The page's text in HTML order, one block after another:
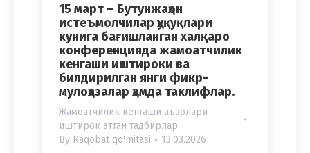
15 март – Бутунжаҳон
истеъмолчилар ҳуқуқлари
кунига бағишланган халқаро
конференцияда жамоатчилик
кенгаши иштироки ва
билдирилган янги фикр-
мулоҳазалар ҳамда таклифлар.
Жамоатчилик кенгаши аъзолари
иштирок этган тадбирлар
By Raqobat qo'mitasi 13.03.2026